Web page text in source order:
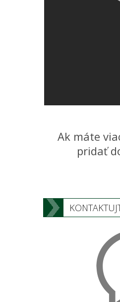
Ak máte
pridať